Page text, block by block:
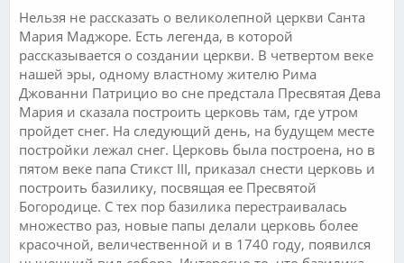
Нельзя не рассказать о великолепной церкви Санта
Мария Маджоре. Есть легенда, в которой
рассказывается о создании церкви. В четвертом веке
нашей эры, одному властному жителю Рима
Джованни Патрицио во сне предстала Пресвятая Дева
Мария и сказала построить церковь там, где утром
пройдет снег. На следующий день, на будущем месте
постройки лежал снег. Церковь была построена, но в
пятом веке папа Стикст III, приказал снести церковь и
построить базилику, посвящая ее Пресвятой
Богородице. С тех пор базилика перестраивалась
множество раз, новые папы делали церковь более
красочной, величественной и в 1740 году, появился